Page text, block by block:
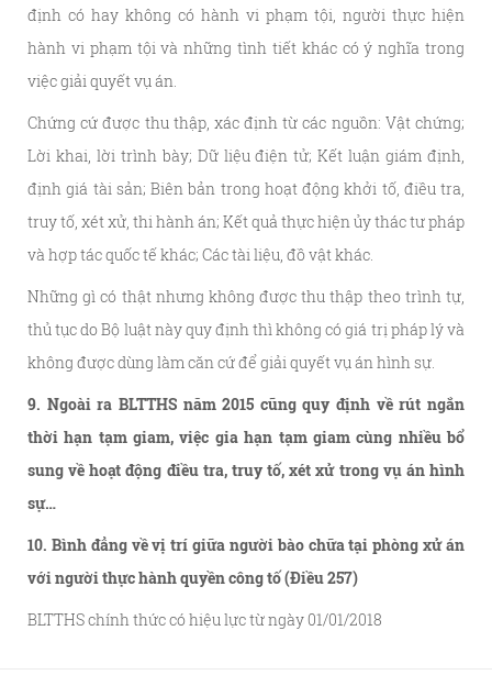
định có hay không có hành vi phạm tội, người thực hiện
hành vi phạm tội và những tình tiết khác có ý nghĩa trong
việc giải quyết vụ án.
Chứng cứ được thu thập, xác định từ các nguồn: Vật chứng;
Lời khai, lời trình bày; Dữ liệu điện tử; Kết luận giám định,
định giá tài sản; Biên bản trong hoạt động khởi tố, điều tra,
truy tố, xét xử, thi hành án; Kết quả thực hiện ủy thác tư pháp
và hợp tác quốc tế khác; Các tài liệu, đồ vật khác.
Những gì có thật nhưng không được thu thập theo trình tự,
thủ tục do Bộ luật này quy định thì không có giá trị pháp lý và
không được dùng làm căn cứ để giải quyết vụ án hình sự.
9. Ngoài ra BLTTHS năm 2015 cũng quy định về rút ngắn
thời hạn tạm giam, việc gia hạn tạm giam cùng nhiều bổ
sung về hoạt động điều tra, truy tố, xét xử trong vụ án hình
sự…
10. Bình đẳng về vị trí giữa người bào chữa tại phòng xử án
với người thực hành quyền công tố (Điều 257)
BLTTHS chính thức có hiệu lực từ ngày 01/01/2018